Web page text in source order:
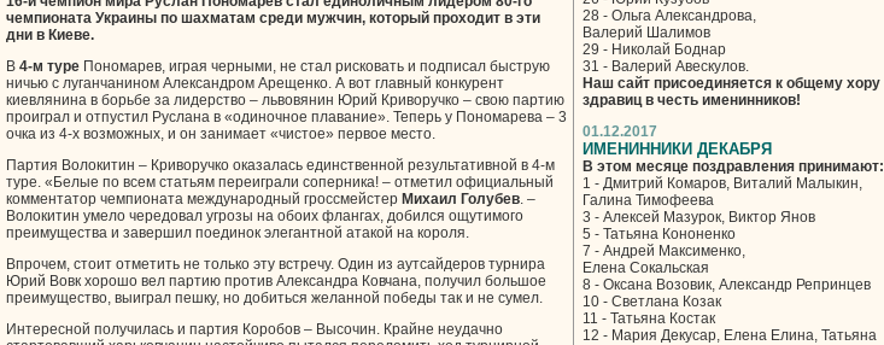
чемпионата Украины по шахматам среди мужчин, который проходит в эти
дни в Киеве.
В 4-м туре Пономарев, играя черными, не стал рисковать и подписал быструю
ничью с луганчанином Александром Арещенко. А вот главный конкурент
киевлянина в борьбе за лидерство – львовянин Юрий Криворучко – свою партию
проиграл и отпустил Руслана в «одиночное плавание». Теперь у Пономарева – 3
очка из 4-х возможных, и он занимает «чистое» первое место.
Партия Волокитин – Криворучко оказалась единственной результативной в 4-м
туре. «Белые по всем статьям переиграли соперника! – отметил официальный
комментатор чемпионата международный гроссмейстер Михаил Голубев. –
Волокитин умело чередовал угрозы на обоих флангах, добился ощутимого
преимущества и завершил поединок элегантной атакой на короля.
Впрочем, стоит отметить не только эту встречу. Один из аутсайдеров турнира
Юрий Вовк хорошо вел партию против Александра Ковчана, получил большое
преимущество, выиграл пешку, но добиться желанной победы так и не сумел.
Интересной получилась и партия Коробов – Высочин. Крайне неудачно
28 - Ольга Александрова,
Валерий Шалимов
29 - Николай Боднар
31 - Валерий Авескулов.
Наш сайт присоединяется к общему хору
здравиц в честь именинников!
01.12.2017
ИМЕНИННИКИ ДЕКАБРЯ
В этом месяце поздравления принимают:
1 - Дмитрий Комаров, Виталий Малыкин,
Галина Тимофеева
3 - Алексей Мазурок, Виктор Янов
5 - Татьяна Кононенко
7 - Андрей Максименко,
Елена Сокальская
8 - Оксана Возовик, Александр Репринцев
10 - Светлана Козак
11 - Татьяна Костак
12 - Мария Декусар, Елена Елина, Татьяна